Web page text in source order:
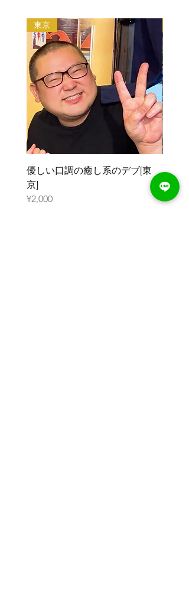
（まずは相談）
デブをご紹介いたします。
・アダルト系（お触り・ヌード撮影等含む）
・法律や公序良俗に反する行為
利用規約はこちらから
東京
優しい口調の癒し系のデブ[東
京]
¥2,000
元ガ
¥2,000